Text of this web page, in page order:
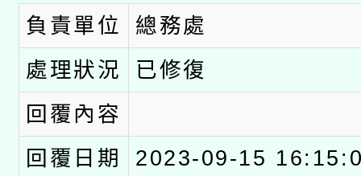
負責單位
總務處
處理狀況
已修復
回覆內容
回覆日期
2023-09-15